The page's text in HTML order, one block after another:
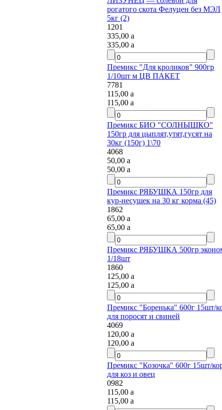
рогатого скота Фелуцен без МЭЛ
5кг (2)
1201
335,00a
335,00a
Премикс "Для кроликов" 900гр
1/10шт м ЦВ ПАКЕТ
7781
115,00a
115,00a
Премикс БИО "СОЛНЫШКО"
150гр для цыплят,утят,гусят на
30кг (150г) 1\70
4068
50,00a
50,00a
Премикс РЯБУШКА 150гр для
кур-несушек на 30 кг корма (45)
1862
65,00a
65,00a
Премикс РЯБУШКА 500гр эконом
1/18шт
1860
125,00a
125,00a
Премикс "Боренька" 600г 15шт/
для поросят и свиней
4069
120,00a
120,00a
Премикс "Козочка" 600г 15шт/кор
для коз и овец
0982
115,00a
115,00a